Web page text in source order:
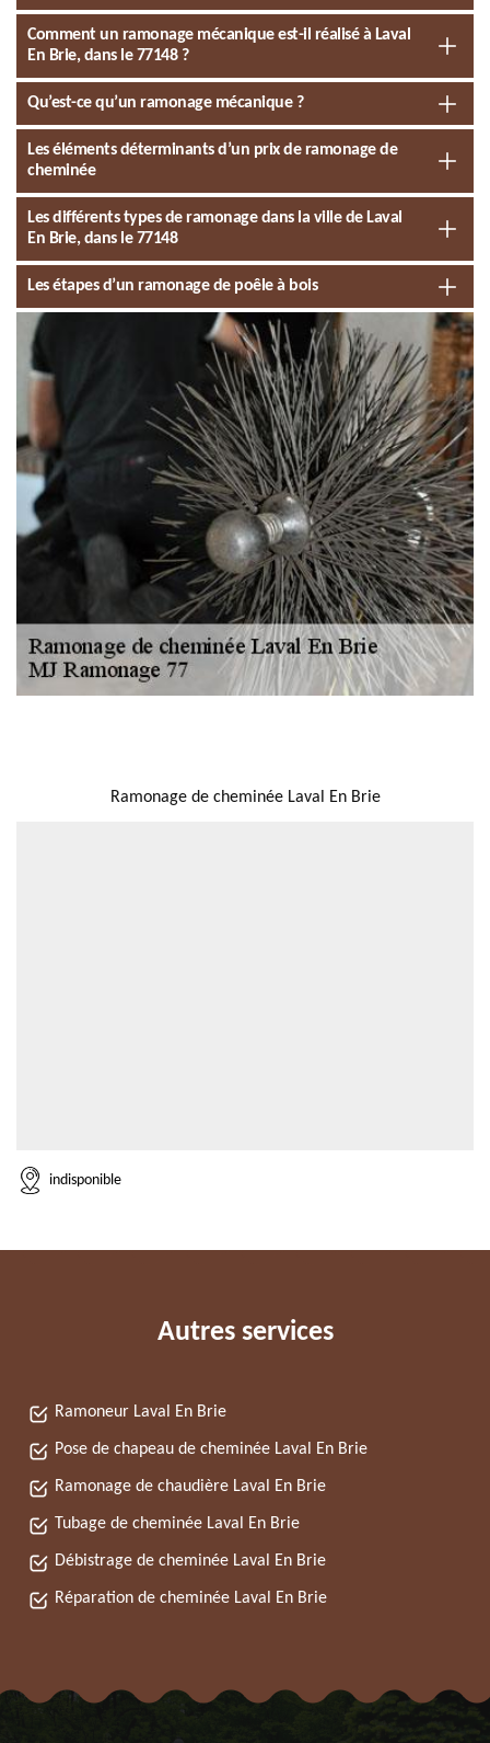
Comment un ramonage mécanique est-il réalisé à Laval
En Brie, dans le 77148 ?
Qu’est-ce qu’un ramonage mécanique ?
Les éléments déterminants d’un prix de ramonage de
cheminée
Les différents types de ramonage dans la ville de Laval
En Brie, dans le 77148
Les étapes d’un ramonage de poêle à bois
Ramonage de cheminée Laval En Brie
indisponible
Autres services
Ramoneur Laval En Brie
Pose de chapeau de cheminée Laval En Brie
Ramonage de chaudière Laval En Brie
Tubage de cheminée Laval En Brie
Débistrage de cheminée Laval En Brie
Réparation de cheminée Laval En Brie